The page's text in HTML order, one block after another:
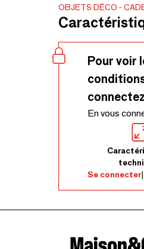
OBJETS DÉCO
Pour voir
En vous
Se connecter|